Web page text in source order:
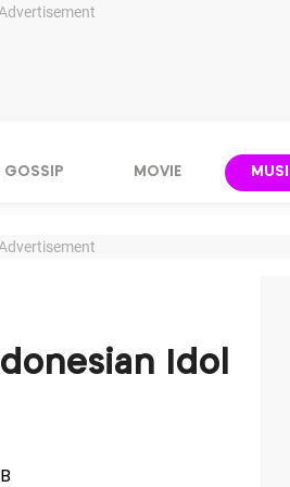
Advertisement
GOSSIP MOVIE
Advertisement
Idol